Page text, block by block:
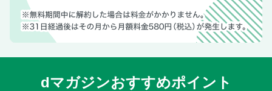
dマガジンおすすめポイント